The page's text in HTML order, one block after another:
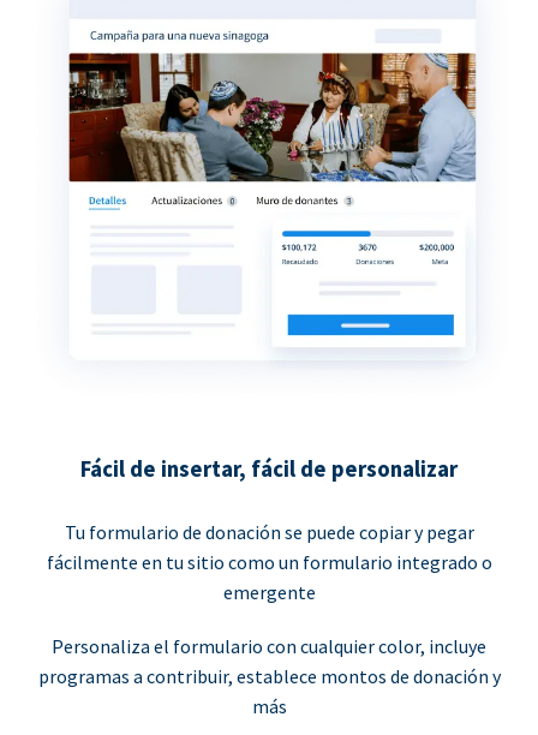
Fácil de insertar, fácil de personalizar
Tu formulario de donación se puede copiar y pegar
fácilmente en tu sitio como un formulario integrado o
emergente
Personaliza el formulario con cualquier color, incluye
programas a contribuir, establece montos de donación y
más